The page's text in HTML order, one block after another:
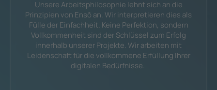
Unsere Arbeitsphilosophie lehnt sich an die
Prinzipien von Ensō an. Wir interpretieren dies als
Fülle der Einfachheit. Keine Perfektion, sondern
Vollkommenheit sind der Schlüssel zum Erfolg
innerhalb unserer Projekte. Wir arbeiten mit
Leidenschaft für die vollkommene Erfüllung Ihrer
digitalen Bedürfnisse.